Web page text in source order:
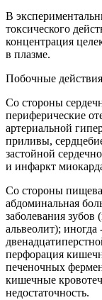
В
токсического
концентрация
в плазме.
Побочные действия
Со стороны
периферические
артериальной
приливы,
застойной
и инфаркт
Со стороны
абдоминальная
заболевания
альвеолит); иногда
перфорация
печеночных
кишечные
недостаточность.